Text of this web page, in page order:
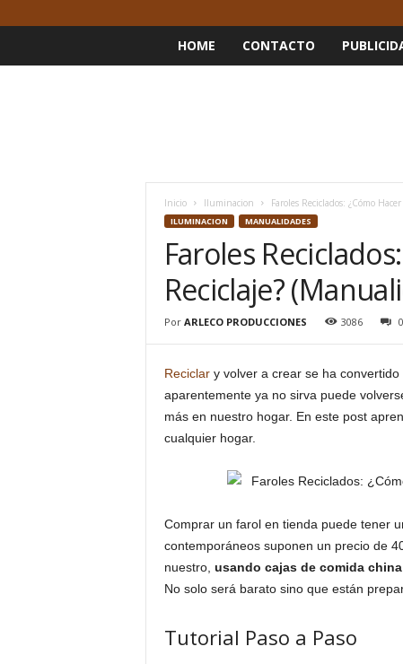
HOME CONTACTO
Inicio Iluminacion Faroles Reciclados: ¿Cómo
ILUMINACION MANUALIDADES
Faroles
Reciclaje?
Por ARLECO PRODUCCIONES 3086 0
Reciclary volver a crear se ha convertido
aparentemente ya no sirva puede
más en nuestro hogar. En este post
cualquier hogar.
Comprar un farol en tienda puede tener
contemporáneos suponen un precio de
nuestro, usando cajas de comida
No solo será barato sino que están
Tutorial Paso a Paso